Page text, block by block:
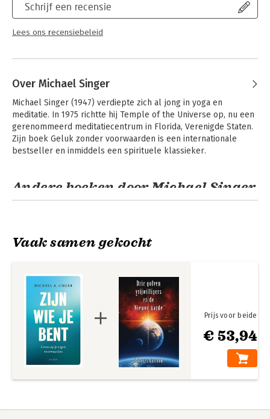
Schrijf een recensie
Lees ons recensiebeleid
Over Michael Singer
Michael Singer (1947) verdiepte zich al jong in yoga en
meditatie. In 1975 richtte hij Temple of the Universe op, nu een
gerenommeerd meditatiecentrum in Florida, Verenigde Staten.
Zijn boek Geluk zonder voorwaarden is een internationale
bestseller en inmiddels een spirituele klassieker.
Andere boeken door Michael Singer
Het overgave-
experiment
The Untethered
Vaak samen gekocht
€ 53,94
Prijs voor beide